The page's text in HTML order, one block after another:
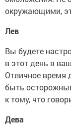
окружающими,
Лев
Вы будете
в этот день в
Отличное время
быть
к тому, что
Дева